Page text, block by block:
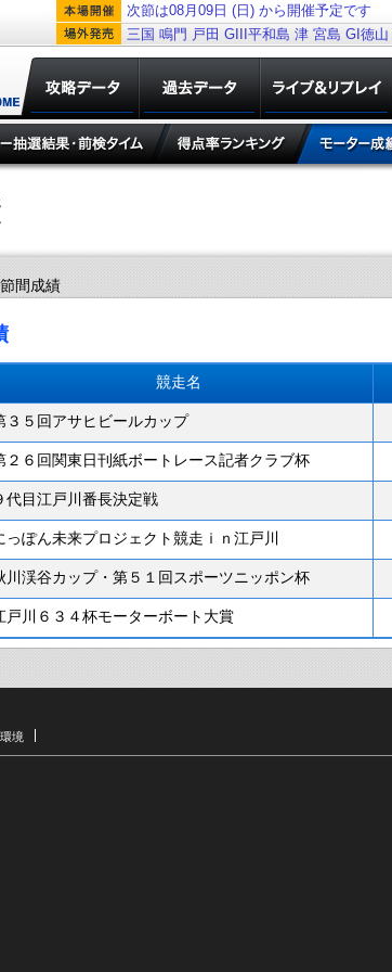
次節は08月09日 (日) から開催予定です
三国 鳴門 戸田 GIII平和島 津 宮島 GI徳山
間成績
競走名
３５回アサヒビールカップ
２６回関東日刊紙ボートレース記者クラブ杯
代目江戸川番長決定戦
っぽん未来プロジェクト競走ｉｎ江戸川
川渓谷カップ・第５１回スポーツニッポン杯
戸川６３４杯モーターボート大賞
境